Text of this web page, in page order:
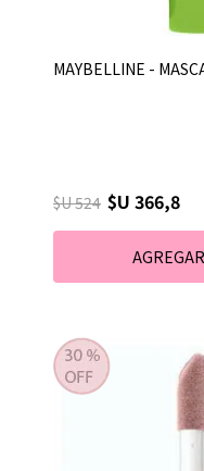
MAYBELLINE -
$U 524 $U 366,8